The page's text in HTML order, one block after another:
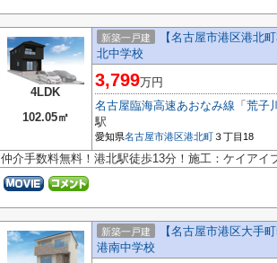
4LDK
102.05㎡
新築一戸建
【名古屋市港区港北
北中学校
3,799万円
名古屋臨海高速あおなみ線 「 荒子
駅
愛知県名古屋市港区港北町３丁目18
仲介手数料無料！港北駅徒歩13分！施工：ケイアイ
新築一戸建
【名古屋市港区大手
港南中学校